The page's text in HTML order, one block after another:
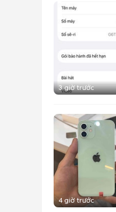
3 giờ trước
4 giờ trước